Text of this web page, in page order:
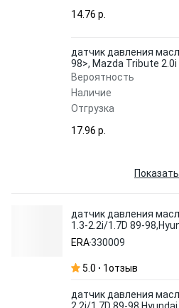
14.76 p.
датчик давления
98>, Mazda Tribute 2.0i
Вероятность
Наличие
Отгрузка
17.96 p.
датчик давления
1.3-2.2i/1.7D 89-
00-07 330009 ERA
ERA330009
5.0 1отзыв
датчик давления